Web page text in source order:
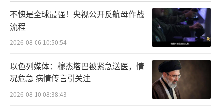
不愧是全球最强！央视公开反航母作战
流程
2026-08-06 10:50:54
以色列媒体：穆杰塔巴被紧急送医，情
况危急 病情传言引关注
2026-08-10 08:38:43